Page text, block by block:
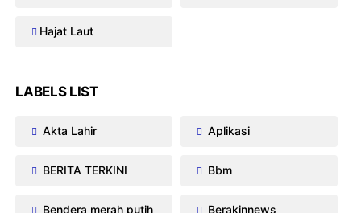
Hajat Laut
LABELS LIST
Akta Lahir Aplikasi
BERITA TERKINI Bbm
Bendera merah putih Berakinnews